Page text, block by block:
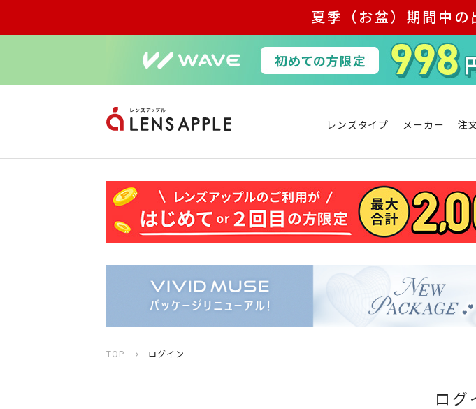
夏季（お盆）期間中の
レンズタイプ メーカー 注
TOP ログイン
ログ